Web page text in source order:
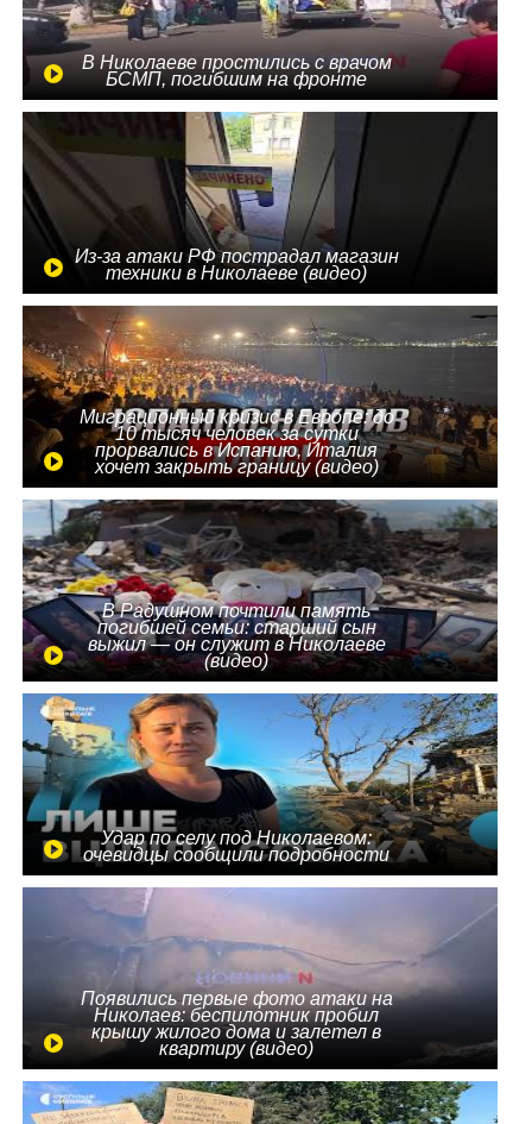
В Николаеве простились с врачом
БСМП, погибшим на фронте
Из-за атаки РФ пострадал магазин
техники в Николаеве (видео)
Миграционный кризис в Европе: до
10 тысяч человек за сутки
прорвались в Испанию, Италия
хочет закрыть границу (видео)
В Радушном почтили память
погибшей семьи: старший сын
выжил — он служит в Николаеве
(видео)
Удар по селу под Николаевом:
очевидцы сообщили подробности
Появились первые фото атаки на
Николаев: беспилотник пробил
крышу жилого дома и залетел в
квартиру (видео)